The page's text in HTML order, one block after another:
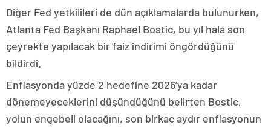
Diğer Fed yetkilileri de dün açıklamalarda bulunurken,
Atlanta Fed Başkanı Raphael Bostic, bu yıl hala son
çeyrekte yapılacak bir faiz indirimi öngördüğünü
bildirdi.
Enflasyonda yüzde 2 hedefine 2026’ya kadar
dönemeyeceklerini düşündüğünü belirten Bostic,
yolun engebeli olacağını, son birkaç aydır enflasyonun